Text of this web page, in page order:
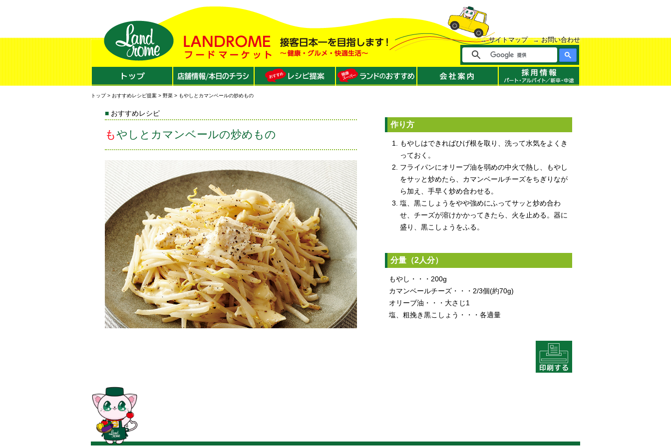
サイトマップ お問い合わせ
トップ> おすすめレシピ提案 > 野菜 > もやしとカマンベールの炒めもの
おすすめレシピ
もやしとカマンベールの炒めもの
作り方
もやしはできればひげ根を取り、洗って水気をよくき
っておく。
フライパンにオリーブ油を弱めの中火で熱し、もやし
をサッと炒めたら、カマンベールチーズをちぎりなが
ら加え、手早く炒め合わせる。
塩、黒こしょうをやや強めにふってサッと炒め合わ
せ、チーズが溶けかかってきたら、火を止める。器に
盛り、黒こしょうをふる。
分量（2人分）
もやし・・・200g
カマンベールチーズ・・・2/3個(約70g)
オリーブ油・・・大さじ1
塩、粗挽き黒こしょう・・・各適量